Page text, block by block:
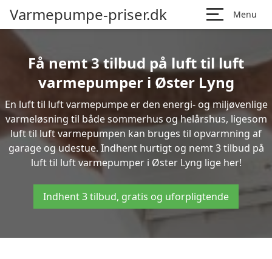
Varmepumpe-priser.dk Menu
Få nemt 3 tilbud på luft til luft
varmepumper i Øster Lyng
En luft til luft varmepumpe er den energi- og miljøvenlige
varmeløsning til både sommerhus og helårshus, ligesom
luft til luft varmepumpen kan bruges til opvarmning af
garage og udestue. Indhent hurtigt og nemt 3 tilbud på
luft til luft varmepumper i Øster Lyng lige her!
Indhent 3 tilbud, gratis og uforpligtende